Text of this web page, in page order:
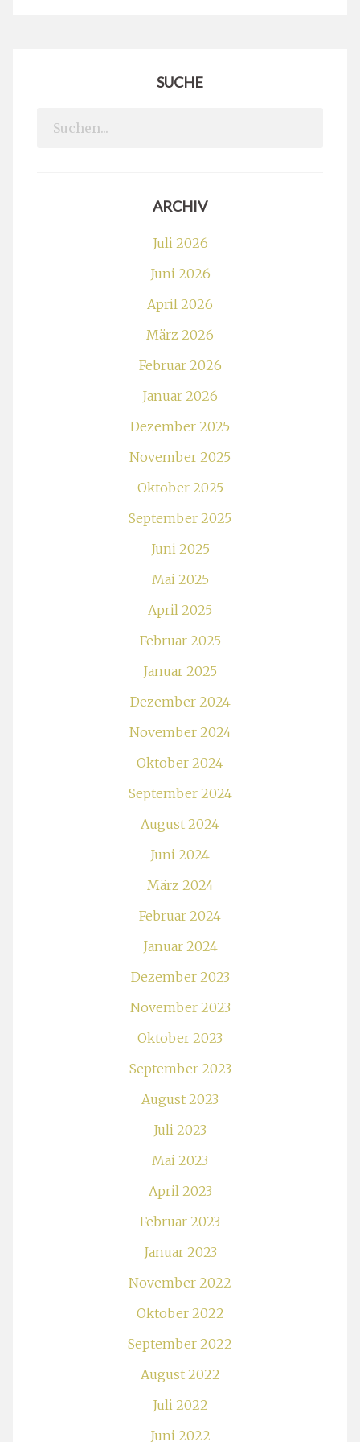
SUCHE
Search
ARCHIV
Juli 2026
Juni 2026
April 2026
März 2026
Februar 2026
Januar 2026
Dezember 2025
November 2025
Oktober 2025
September 2025
Juni 2025
Mai 2025
April 2025
Februar 2025
Januar 2025
Dezember 2024
November 2024
Oktober 2024
September 2024
August 2024
Juni 2024
März 2024
Februar 2024
Januar 2024
Dezember 2023
November 2023
Oktober 2023
September 2023
August 2023
Juli 2023
Mai 2023
April 2023
Februar 2023
Januar 2023
November 2022
Oktober 2022
September 2022
August 2022
Juli 2022
Juni 2022